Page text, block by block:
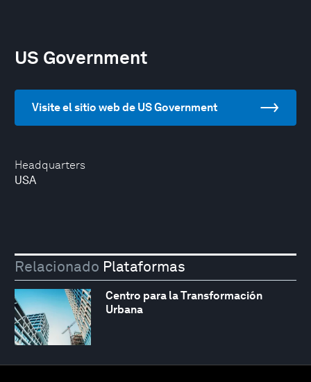
Headquarters
USA
US Government
Visite el sitio web de US Government
Relacionado Plataformas
Centro para la Transformación
Urbana